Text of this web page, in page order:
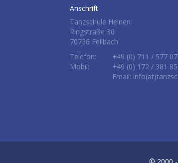
Anschrift
Tanzschule Heinen
Ringstraße 30
70736 Fellbach
Telefon:
+49 (0) 711 / 577
Mobil:
+49 (0) 172 / 381
Email: